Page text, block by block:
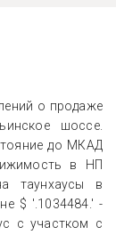
о продаже
шоссе.
до МКАД
в НП
таунхаусы в
$ '.1034484.' -
с участком с